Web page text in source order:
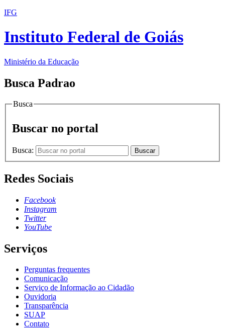
IFG
Instituto Federal de Goiás
Ministério da Educação
Busca Padrao
Busca
Buscar no portal
Busca: Buscar
Redes Sociais
Facebook
Instagram
Twitter
YouTube
Serviços
Perguntas frequentes
Comunicação
Serviço de Informação ao Cidadão
Ouvidoria
Transparência
SUAP
Contato